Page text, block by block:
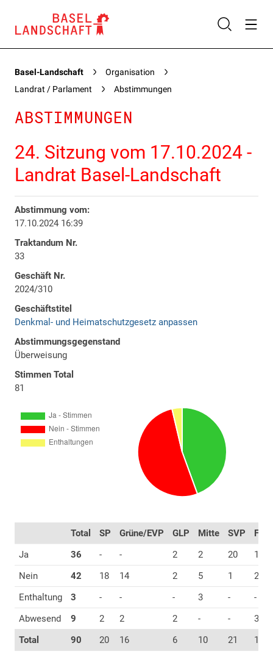
Basel-Landschaft
Organisation
Landrat / Parlament
Abstimmungen
ABSTIMMUNGEN